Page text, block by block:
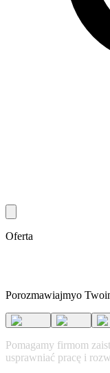
Oferta
Porozmawiajmyo
Pomagamy firmom zaist
usprawniać pracę i rozw